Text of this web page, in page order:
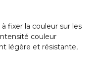
fixer la couleur sur les
couleur
légère et résistante,